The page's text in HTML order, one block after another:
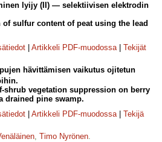
lyijy (II) — selektiivisen elektrodin
of sulfur content of peat using the lead
Artikkeli PDF-muodossa| Tekijät
hävittämisen vaikutus ojitetun
shrub vegetation suppression on berry
drained pine swamp.
Artikkeli PDF-muodossa| Tekijä
, Timo Nyrönen.